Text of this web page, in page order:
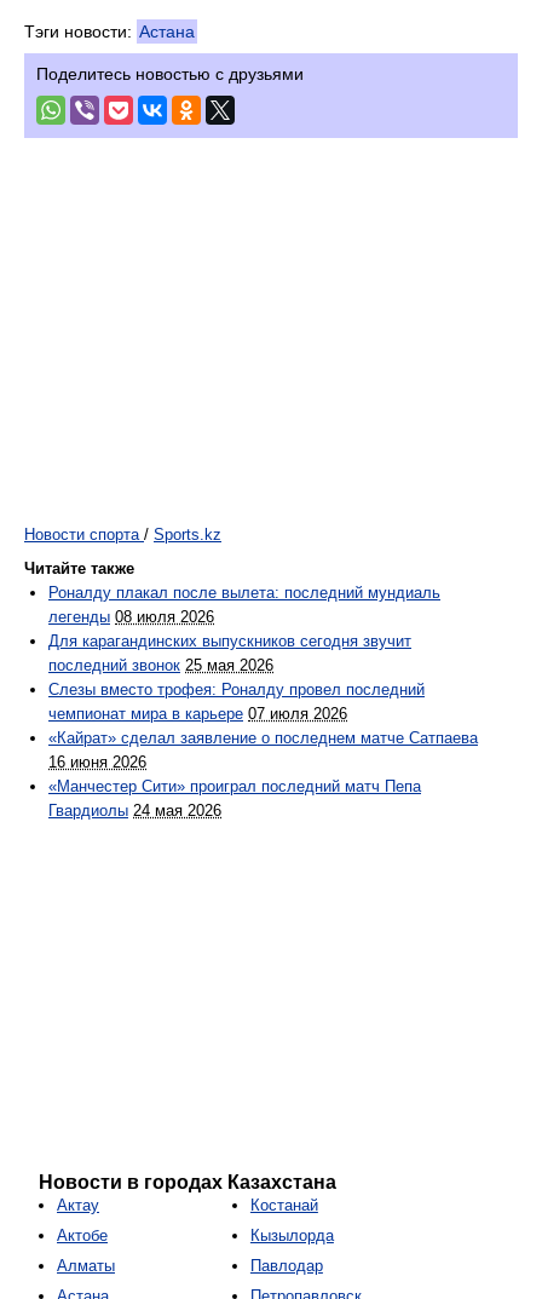
Тэги новости: Астана
Поделитесь новостью с друзьями
Новости спорта / Sports.kz
Читайте также
Роналду плакал после вылета: последний мундиаль
легенды 08 июля 2026
Для карагандинских выпускников сегодня звучит
последний звонок 25 мая 2026
Слезы вместо трофея: Роналду провел последний
чемпионат мира в карьере 07 июля 2026
«Кайрат» сделал заявление о последнем матче Сатпаева
16 июня 2026
«Манчестер Сити» проиграл последний матч Пепа
Гвардиолы 24 мая 2026
Новости в городах Казахстана
Актау
Актобе
Алматы
Костанай
Кызылорда
Павлодар